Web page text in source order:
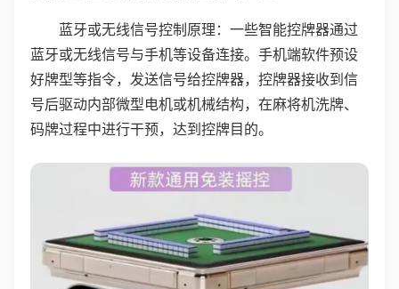
蓝牙或无线信号控制原理：一些智能控牌器通过
蓝牙或无线信号与手机等设备连接。手机端软件预设
好牌型等指令，发送信号给控牌器，控牌器接收到信
号后驱动内部微型电机或机械结构，在麻将机洗牌、
码牌过程中进行干预，达到控牌目的。